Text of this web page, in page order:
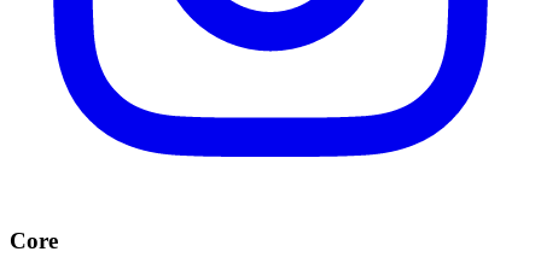
Core